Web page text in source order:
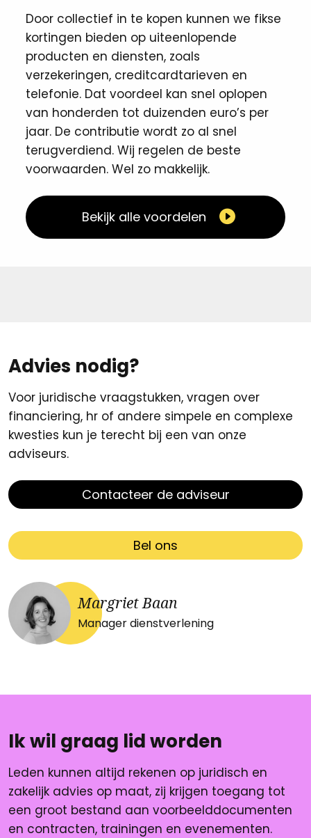
Door collectief in te kopen kunnen we fikse
kortingen ​bieden op uiteenlopende
producten en diensten, zoals
verzekeringen, creditcardtarieven en
telefonie. Dat voordeel kan snel oplopen
van honderden tot duizenden euro’s per
jaar. De contributie wordt zo al snel
terugverdiend. Wij regelen de beste
voorwaarden. Wel zo makkelijk. ​
Bekijk alle voordelen
Advies nodig?
Voor juridische vraagstukken, vragen over
financiering, hr of andere simpele en complexe
kwesties kun je terecht bij een van onze
adviseurs.
Contacteer de adviseur
Bel ons
Margriet Baan
Manager dienstverlening
Ik wil graag lid worden
Leden kunnen altijd rekenen op juridisch en
zakelijk advies op maat, zij krijgen toegang tot
een groot bestand aan voorbeelddocumenten
en contracten, trainingen en evenementen.